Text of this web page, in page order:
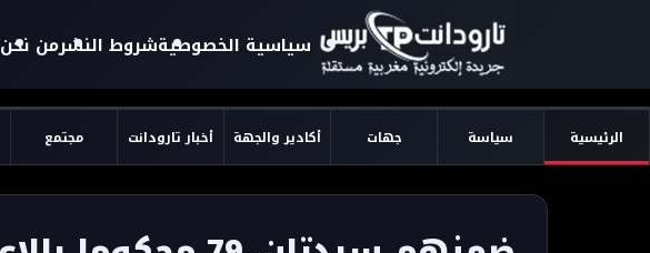
سياسية الخصوصيةشروط النشرمن نحن
الرئيسية سياسة جهات أكادير والجهة أخبار تارودانت مجتمع